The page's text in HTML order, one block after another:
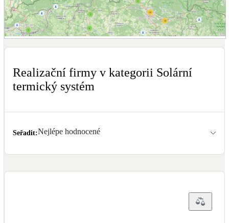
Dotační, energetické služby
Klimatizace
Větrání s rekuperací
Okna / dveře
Realizační firmy v kategorii Solární
termický systém
Seřadit:Nejlépe hodnocené